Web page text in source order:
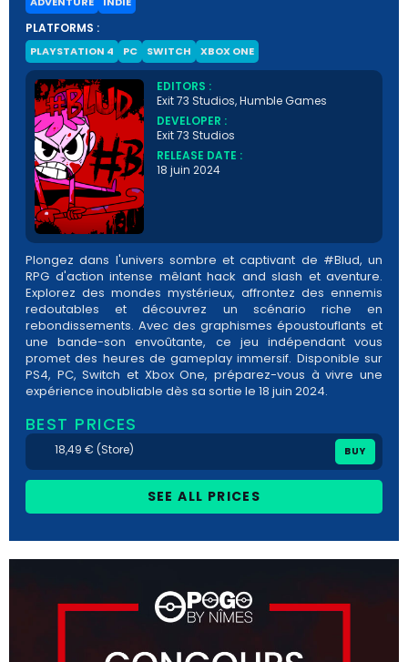
PLATFORMS :
PLAYSTATION 4 PC SWITCH XBOX ONE
EDITORS :
Exit 73 Studios, Humble Games
DEVELOPER :
Exit 73 Studios
RELEASE DATE :
18 juin 2024
Plongez dans l'univers sombre et captivant de #Blud, un
RPG d'action intense mêlant hack and slash et aventure.
Explorez des mondes mystérieux, affrontez des ennemis
redoutables et découvrez un scénario riche en
rebondissements. Avec des graphismes époustouflants et
une bande-son envoûtante, ce jeu indépendant vous
promet des heures de gameplay immersif. Disponible sur
PS4, PC, Switch et Xbox One, préparez-vous à vivre une
expérience inoubliable dès sa sortie le 18 juin 2024.
BEST PRICES
18,49 € (Store) BUY
SEE ALL PRICES